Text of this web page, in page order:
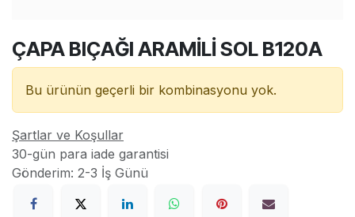
ÇAPA BIÇAĞI ARAMİLİ SOL B120A
Bu ürünün geçerli bir kombinasyonu yok.
Şartlar ve Koşullar
30-gün para iade garantisi
Gönderim: 2-3 İş Günü